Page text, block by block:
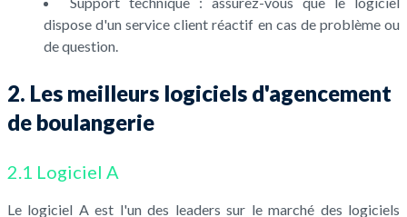
dispose d'un service client réactif en cas de problème ou
de question.
2. Les meilleurs logiciels d'agencement
de boulangerie
2.1 Logiciel A
Le logiciel A est l'un des leaders sur le marché des logiciels